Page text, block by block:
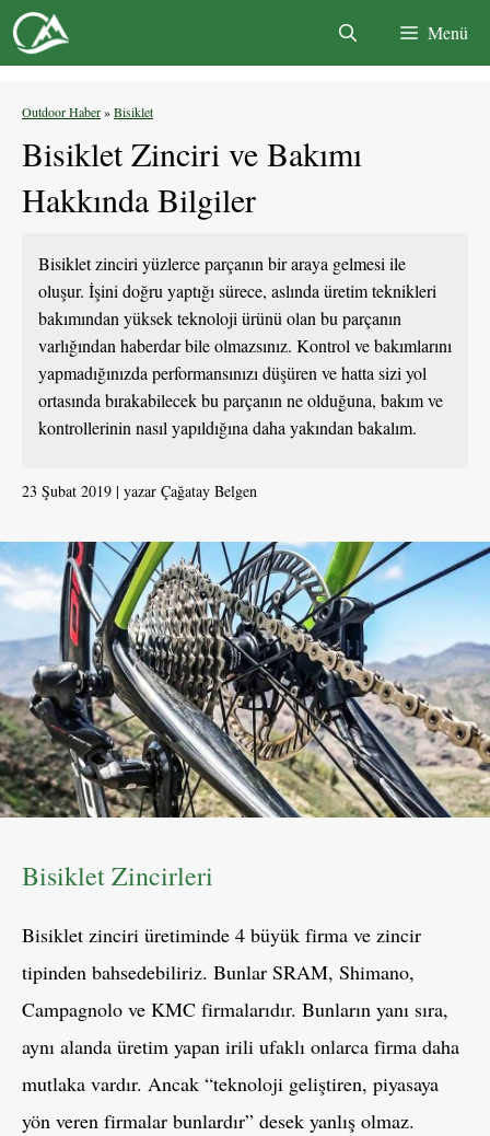
İçeriğe
atla
Menü
Outdoor Haber»Bisiklet
Bisiklet Zinciri ve Bakımı
Hakkında Bilgiler
Bisiklet zinciri yüzlerce parçanın bir araya gelmesi ile
oluşur. İşini doğru yaptığı sürece, aslında üretim teknikleri
bakımından yüksek teknoloji ürünü olan bu parçanın
varlığından haberdar bile olmazsınız. Kontrol ve bakımlarını
yapmadığınızda performansınızı düşüren ve hatta sizi yol
ortasında bırakabilecek bu parçanın ne olduğuna, bakım ve
kontrollerinin nasıl yapıldığına daha yakından bakalım.
23 Şubat 2019 yazar Çağatay Belgen
Bisiklet Zincirleri
Bisiklet zinciri üretiminde 4 büyük firma ve zincir
tipinden bahsedebiliriz. Bunlar SRAM, Shimano,
Campagnolo ve KMC firmalarıdır. Bunların yanı sıra,
aynı alanda üretim yapan irili ufaklı onlarca firma daha
mutlaka vardır. Ancak “teknoloji geliştiren, piyasaya
yön veren firmalar bunlardır” desek yanlış olmaz.